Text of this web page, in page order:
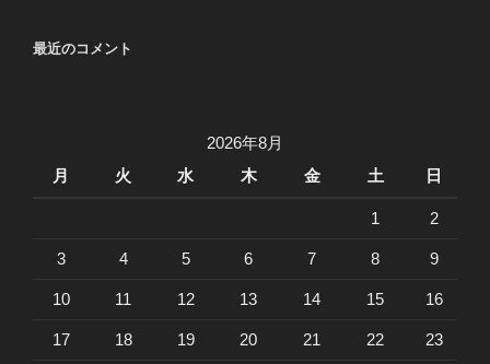
最近のコメント
2026年8月
月
火 水 木 金 土 日
1 2
3 4 5 6 7 8 9
10 11 12 13 14 15 16
17 18 19 20 21 22 23